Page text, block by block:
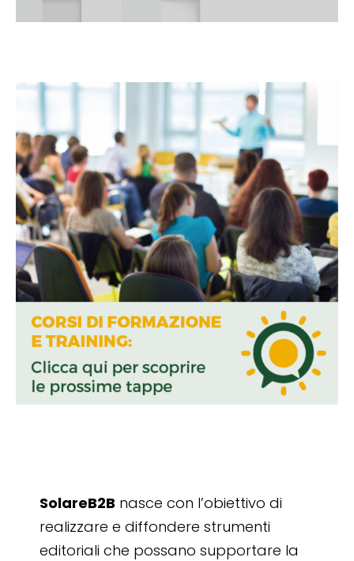
SolareB2B nasce con l’obiettivo di
realizzare e diffondere strumenti
editoriali che possano supportare la